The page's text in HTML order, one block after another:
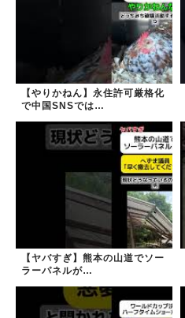
【やりかねん】永住許可厳格化
で中国SNSでは…
【ヤバすぎ】熊本の山道でソー
ラーパネルが…